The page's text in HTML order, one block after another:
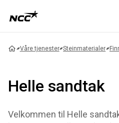
Våre tjenester Steinmaterialer
Helle sandtak
Velkommen til Helle